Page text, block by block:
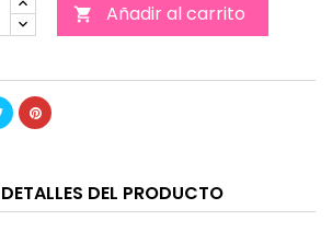
 Añadir al carrito
DETALLES DEL PRODUCTO